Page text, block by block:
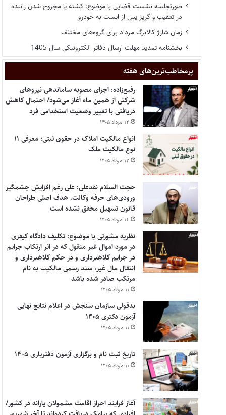
صورتجلسه نشست قضایی با موضوع: کشته یا مجروح شدن راننده
در تعقیب و گریز پس از ایست به خودرو
زمان شارژ کالابرگ مرداد برای گروه‌های مختلف
بخشنامه تمدید مهلت ارسال دفاتر الکترونیکی سال 1405
پر‌مخاطب‌ترین‌های هفته
رفیع‌زاده: اجرای مصوبه ساماندهی نیروهای
شرکتی از همین ماه آغاز می‌شود/ احتمال کاهش
دریافتی با تغییر وضعیت استخدامی فرد
۱۲ مرداد ۱۴۰۵
انواع مالکیت املاک در حقوق ثبتی؛ معرفی ۱۱
نوع مالکیت ملک
۱۲ مرداد ۱۴۰۵
حجت السلام نقدعلی: علی رغم افزایش چشمگیر
ورودی‌های حرفه وکالت، هدف اصلی طراحان
قانون تسهیل محقق نشده است
۱۴ مرداد ۱۴۰۵
نظریه مشورتی با موضوع: تکلیف دادگاه کیفری
در مورد اموال غیر منقول که در اثر ارتکاب جرایم
در جرایم کلاهبرداری و در حکم کلاهبرداری و
انتقال مال غیر، سند رسمی مالکیت به نام
مرتکب صادر شده باشد
۱۱ مرداد ۱۴۰۵
بدقولی سازمان سنجش در اعلام نتایج نهایی
آزمون دکتری ۱۴۰۵
۱۱ مرداد ۱۴۰۵
تاریخ ثبت نام و برگزاری آزمون دفتریاری ۱۴۰۵
۱۰ مرداد ۱۴۰۵
آغاز فرایند احراز اقامت مشمولان یارانه در کشور/